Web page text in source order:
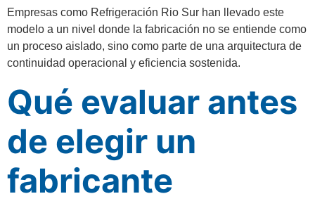
Empresas como Refrigeración Rio Sur han llevado este
modelo a un nivel donde la fabricación no se entiende como
un proceso aislado, sino como parte de una arquitectura de
continuidad operacional y eficiencia sostenida.
Qué evaluar antes
de elegir un
fabricante